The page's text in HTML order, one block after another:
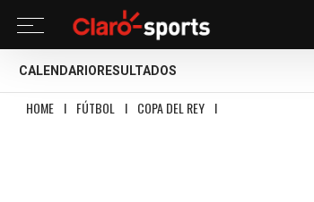
CALENDARIO RESULTADOS
HOME I FÚTBOL I COPA DEL REY I